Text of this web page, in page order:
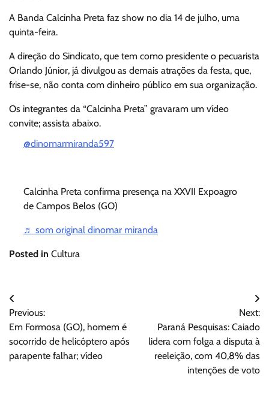
A Banda Calcinha Preta faz show no dia 14 de julho, uma
quinta-feira.
A direção do Sindicato, que tem como presidente o pecuarista
Orlando Júnior, já divulgou as demais atrações da festa, que,
frise-se, não conta com dinheiro público em sua organização.
Os integrantes da “Calcinha Preta” gravaram um vídeo
convite; assista abaixo.
@dinomarmiranda597
Calcinha Preta confirma presença na XXVII Expoagro
de Campos Belos (GO)
♬ som original dinomar miranda
Posted in Cultura
Navegação
de
Post
Previous:
Em Formosa (GO), homem é
socorrido de helicóptero após
parapente falhar; vídeo
Next:
Paraná Pesquisas: Caiado
lidera com folga a disputa à
reeleição, com 40,8% das
intenções de voto